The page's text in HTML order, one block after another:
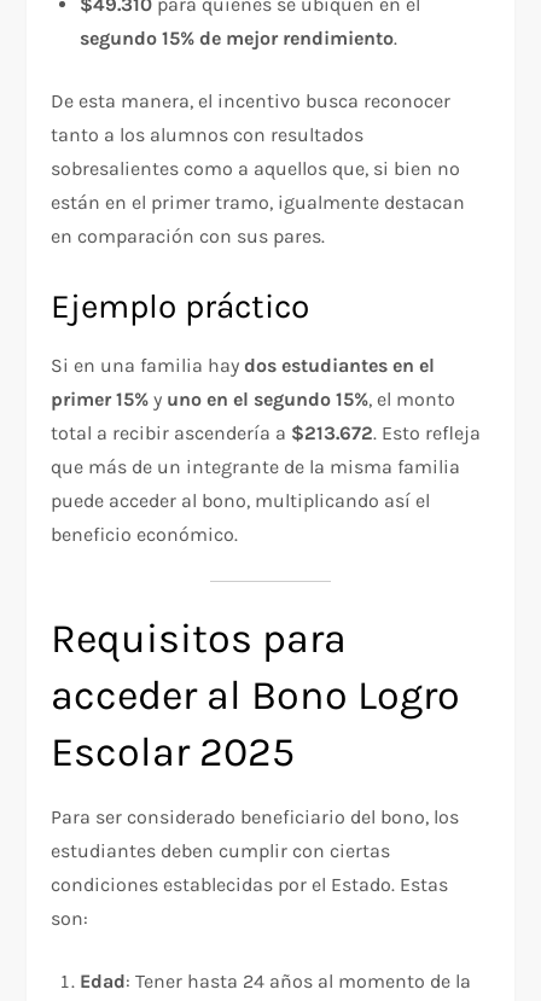
segundo 15% de mejor rendimiento.
De esta manera, el incentivo busca reconocer
tanto a los alumnos con resultados
sobresalientes como a aquellos que, si bien no
están en el primer tramo, igualmente destacan
en comparación con sus pares.
Ejemplo práctico
Si en una familia haydos estudiantes en el
primer 15% y uno en el segundo 15%, el monto
total a recibir ascendería a $213.672. Esto refleja
que más de un integrante de la misma familia
puede acceder al bono, multiplicando así el
beneficio económico.
Requisitos para
acceder al Bono Logro
Escolar 2025
Para ser considerado beneficiario del bono, los
estudiantes deben cumplir con ciertas
condiciones establecidas por el Estado. Estas
son:
Edad: Tener hasta 24 años al momento de la